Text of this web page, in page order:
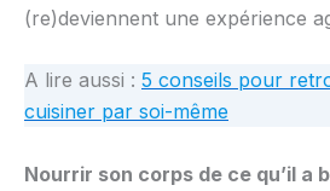
(re)deviennent une expérience
A lire aussi : 5 conseils pour
cuisiner par soi-même
Nourrir son corps de ce qu’il a